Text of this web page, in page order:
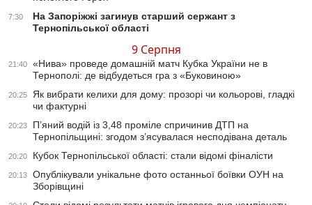
7:30
На Запоріжжі загинув старший сержант з
Тернопільської області
9 Серпня
21:40
«Нива» проведе домашній матч Кубка України не в
Тернополі: де відбудеться гра з «Буковиною»
20:25
Як вибрати келихи для дому: прозорі чи кольорові, гладкі
чи фактурні
20:23
П’яний водій із 3,48 проміле спричинив ДТП на
Тернопільщині: згодом з’ясувалася несподівана деталь
20:20 Кубок Тернопільської області: стали відомі фіналісти
20:13
Опублікували унікальне фото останньої боївки ОУН на
Зборівщині